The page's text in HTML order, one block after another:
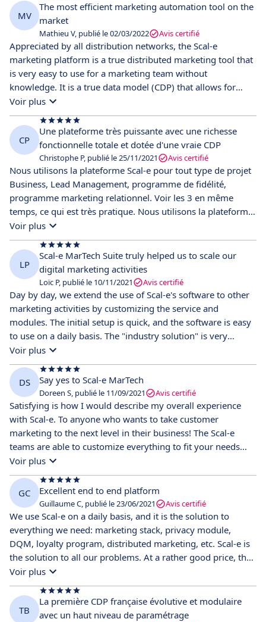
MV
The most efficient marketing automation tool on the
market
Mathieu V, publié le 02/03/2022 Avis certifié
Appreciated by all distribution networks, the Scal-e
marketing platform is a true distributed marketing tool that
is very easy to use for a marketing team without
knowledge. It is a true data model (CDP) that allows for
greater responsiveness and targeting quality and has many
native APIs as well as advanced GDPR management.
Voir plus
CP
Une plateforme très puissante avec une richesse
fonctionnelle totale et dotée d'une vraie CDP
Christophe P, publié le 25/11/2021 Avis certifié
Nous utilisons la plateforme Scal-e pour tout type de projet
Business, Lead Management, programme de fidélité,
programme marketing relationnel. Voir les 3 en même
temps, ce qui est très pratique. Nous utilisons la plateforme
Scal-e depuis 15 ans maintenant, depuis sa création, avec
plus de 20 projets. Nous voyons cette plateforme comme la
plateforme la plus complète du marché, si l'on considère
l'ensemble de ses modules intégrés. Notre créativité est la
seule limite de la plateforme et rien n’est impossible. Le
moteur de ciblage avec ses champs calculés à la volée et les
fonctions date avec l'interface glisser / déplacer est un must.
Nous avons choisi d’utiliser la plateforme Scal-e car c'est la
solution la plus complète à un prix médian du marché, et
que la solution propose régulièrement des évolutions
innovantes en lien avec l'actualité du marketing.
Voir plus
LP
Scal-e MarTech Suite truly helped us to scale our
digital marketing activities
Loïc P, publié le 10/11/2021 Avis certifié
Day by day, we extend the use of Scal-e's software to other
marketing activities by customizing the service and
modules. The initial setup is quick, and the software is easy
to use on a daily basis. The "industry solution" is very
valuable and allowed us to launch a pilot project in a few
days.
Voir plus
DS Say yes to Scal-e MarTech
Doreen S, publié le 11/09/2021 Avis certifié
Satisfying is how I would describe my overall experience
with Scal-e. To anyone who wants to take customer
marketing to the next level in their business! The Scal-e
teams are able to customize everything to fit your needs
and fit your business environment perfectly! Just like the
daily support, the implementation was very professional.
Everything is easy and very efficient with Scal-e, managing
your database, sending communication campaigns,
managing a loyalty program .... Moreover, the team is
always ready to help, it is very pleasant to build a
relationship and work with them.
Voir plus
GC Excellent end to end platform
Guillaume C, publié le 23/06/2021 Avis certifié
We use Scal-e on a daily basis, and it is the solution to
everything we need: marketing stack, privacy module,
DQM, loyalty program, distributed marketing, etc. Scal-e is
the solution to all our problems. At a rather good price, the
goal is reached for us and even with a large volume of data
and users having to log in
Voir plus
TB
La première CDP française évolutive et modulaire
avec un haut niveau de paramétrage